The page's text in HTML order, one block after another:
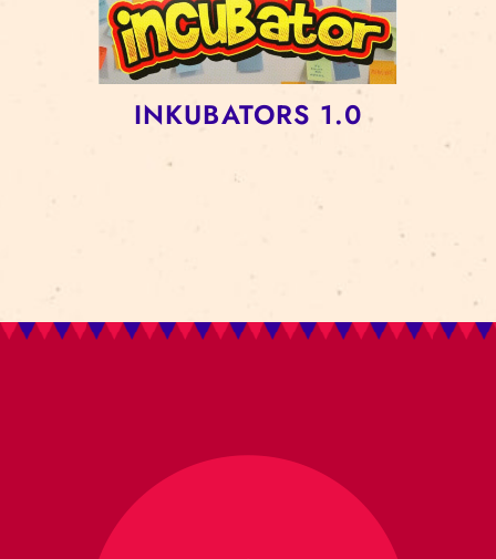
INKUBATORS 1.0